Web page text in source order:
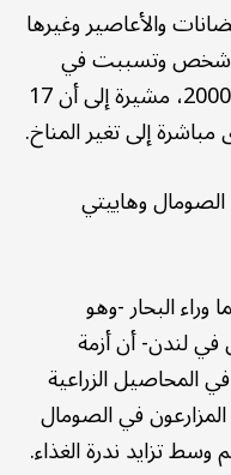
والأعاصير وغيرها
على 364 مليون شخص وتسببت في
وفاة أكثر من 42 ألف فرد منذ عام 2000، مشيرة إلى أن 17
إلى تغير المناخ.
وهاييتي
وراء البحار -وهو
لندن- أن أزمة
الزراعية
في الصومال
تزايد ندرة الغذاء.